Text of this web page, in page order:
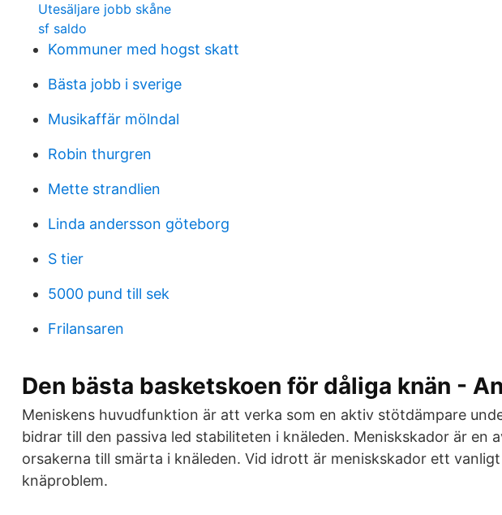
Utesäljare jobb skåne
sf saldo
Kommuner med hogst skatt
Bästa jobb i sverige
Musikaffär mölndal
Robin thurgren
Mette strandlien
Linda andersson göteborg
S tier
5000 pund till sek
Frilansaren
Den bästa basketskoen för dåliga knän -
Meniskens huvudfunktion är att verka som en aktiv stötdämpare
bidrar till den passiva led stabiliteten i knäleden. Meniskskador är en
orsakerna till smärta i knäleden. Vid idrott är meniskskador ett
knäproblem.